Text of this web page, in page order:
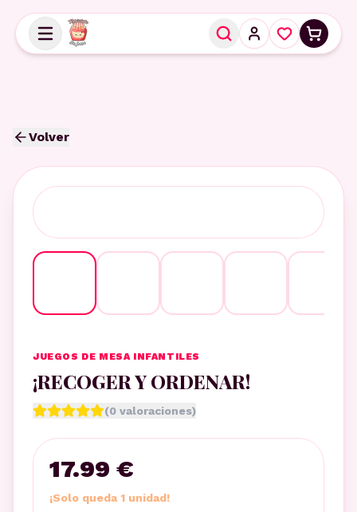
Volver
JUEGOS DE MESA INFANTILES
¡RECOGER Y ORDENAR!
(0 valoraciones)
17.99 €
¡Solo queda 1 unidad!